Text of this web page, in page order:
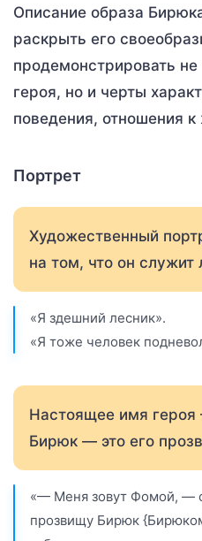
Описание образа
раскрыть его
продемонстрировать
героя, но и черты
поведения, отношения к
Портрет
Художественный
на том, что он служит
«Я здешний лесник».
«Я тоже человек
Настоящее имя
Бирюк — это его
«— Меня зовут Фомой, —
прозвищу Бирюк